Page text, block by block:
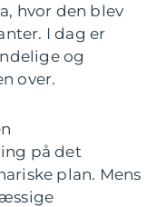
hvor den blev
I dag er
og
over.
på det
plan. Mens